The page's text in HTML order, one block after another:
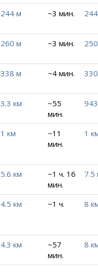
244 м ~3 мин.
260 м ~3 мин.
338 м ~4 мин.
3.3 км
~55
мин.
1 км
~11
мин.
1
5.6 км
~1 ч. 16
мин.
7.5
4.5 км ~1 ч. 8
4.3 км
~57
мин.
8